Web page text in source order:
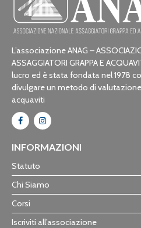
L’associazione ANAG –
ASSAGGIATORI GRAPPA E
lucro ed è stata fondata nel 1978
divulgare un metodo di
acquaviti
INFORMAZIONI
Statuto
Chi Siamo
Corsi
Iscriviti all’associazione